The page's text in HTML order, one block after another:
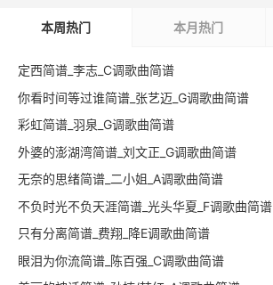
本周热门 本月热门
定西简谱_李志_C调歌曲简谱
你看时间等过谁简谱_张艺迈_G调歌曲简谱
彩虹简谱_羽泉_G调歌曲简谱
外婆的澎湖湾简谱_刘文正_G调歌曲简谱
无奈的思绪简谱_二小姐_A调歌曲简谱
不负时光不负天涯简谱_光头华夏_F调歌曲简谱
只有分离简谱_费翔_降E调歌曲简谱
眼泪为你流简谱_陈百强_C调歌曲简谱